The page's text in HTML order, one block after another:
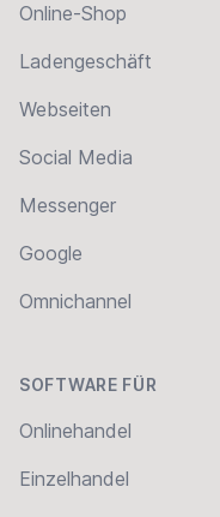
Online-Shop
Ladengeschäft
Webseiten
Social Media
Messenger
Google
Omnichannel
SOFTWARE FÜR
Onlinehandel
Einzelhandel